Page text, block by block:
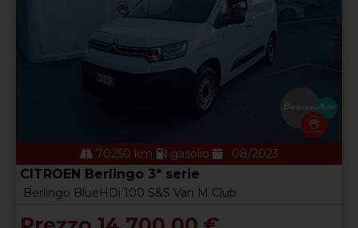
70250 km gasolio 08/2023
CITROEN Berlingo 3ª serie
Berlingo BlueHDi 100 S&S Van M Club